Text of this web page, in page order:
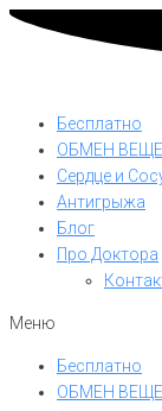
Бесплатно
ОБМЕН
Сердце и
Антигрыжа
Блог
Про Доктора
Меню
Бесплатно
ОБМЕН